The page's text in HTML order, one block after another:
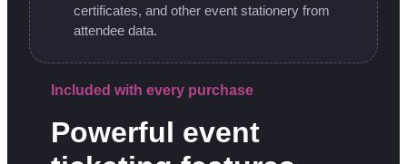
certificates, and other event stationery from
attendee data.
Included with every purchase
Powerful event